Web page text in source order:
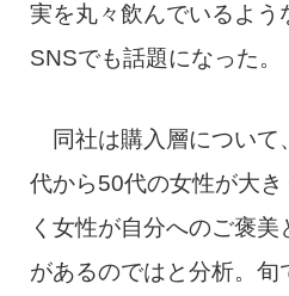
実を丸々飲んでいるよう
SNSでも話題になった。
同社は購入層につい
代から50代の女性が大
く女性が自分へのご褒美
があるのではと分析。旬